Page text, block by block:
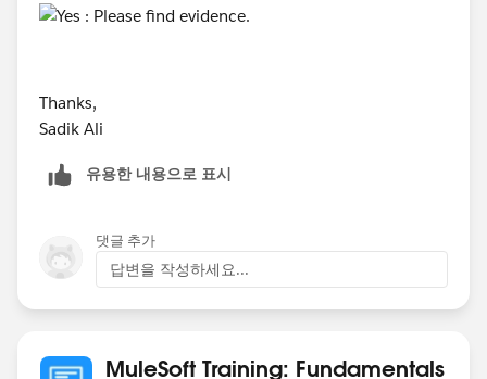
Thanks,
Sadik Ali
유용한 내용으로 표시
댓글 추가
답변을 작성하세요...
MuleSoft Training: Fundamentals